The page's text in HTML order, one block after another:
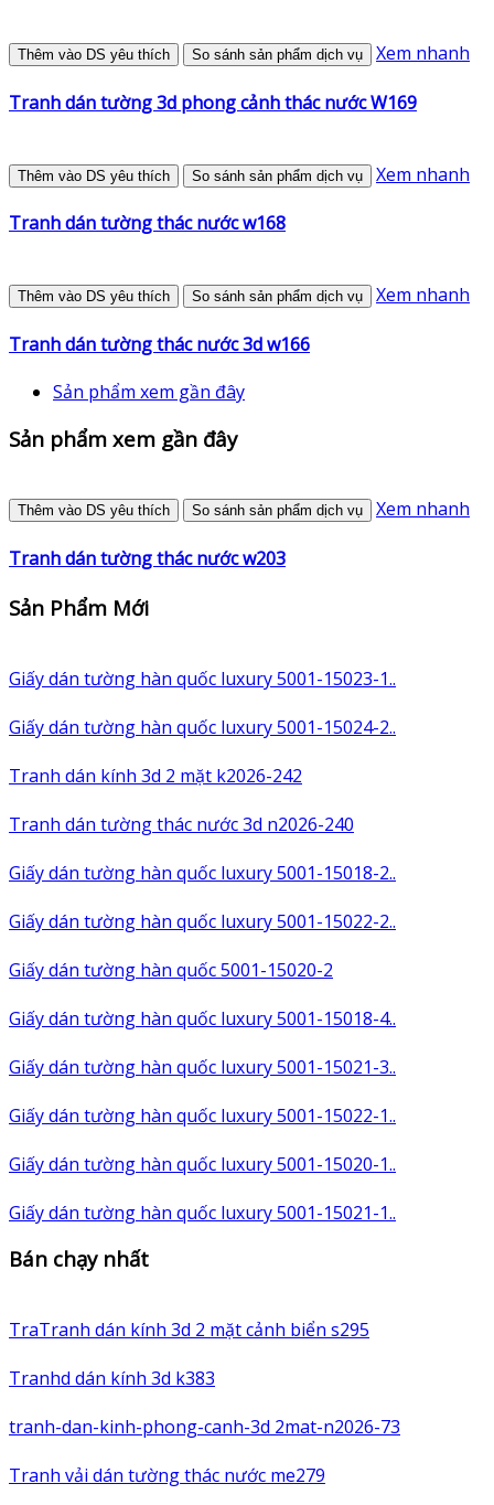
Thêm vào DS yêu thích So sánh sản phẩm dịch vụ Xem nhanh
Tranh dán tường 3d phong cảnh thác nước W169
Thêm vào DS yêu thích So sánh sản phẩm dịch vụ Xem nhanh
Tranh dán tường thác nước w168
Thêm vào DS yêu thích So sánh sản phẩm dịch vụ Xem nhanh
Tranh dán tường thác nước 3d w166
Sản phẩm xem gần đây
Sản phẩm xem gần đây
Thêm vào DS yêu thích So sánh sản phẩm dịch vụ Xem nhanh
Tranh dán tường thác nước w203
Sản Phẩm Mới
Giấy dán tường hàn quốc luxury 5001-15023-1..
Giấy dán tường hàn quốc luxury 5001-15024-2..
Tranh dán kính 3d 2 mặt k2026-242
Tranh dán tường thác nước 3d n2026-240
Giấy dán tường hàn quốc luxury 5001-15018-2..
Giấy dán tường hàn quốc luxury 5001-15022-2..
Giấy dán tường hàn quốc 5001-15020-2
Giấy dán tường hàn quốc luxury 5001-15018-4..
Giấy dán tường hàn quốc luxury 5001-15021-3..
Giấy dán tường hàn quốc luxury 5001-15022-1..
Giấy dán tường hàn quốc luxury 5001-15020-1..
Giấy dán tường hàn quốc luxury 5001-15021-1..
Bán chạy nhất
TraTranh dán kính 3d 2 mặt cảnh biển s295
Tranhd dán kính 3d k383
tranh-dan-kinh-phong-canh-3d 2mat-n2026-73
Tranh vải dán tường thác nước me279